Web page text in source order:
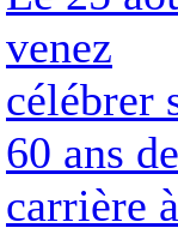
venez
célébrer
60 ans de
carrière à